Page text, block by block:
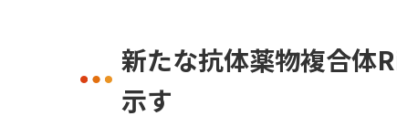
新たな抗体薬物複合体
示す